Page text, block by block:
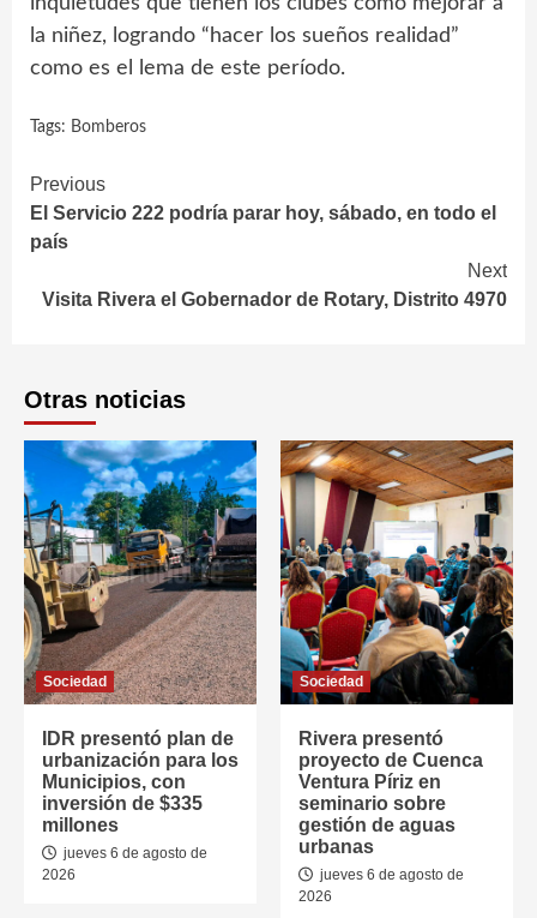
la niñez, logrando “hacer los sueños realidad”
como es el lema de este período.
Tags: Bomberos
Continue
Reading
Previous
El Servicio 222 podría parar hoy, sábado, en todo el
país
Next
Visita Rivera el Gobernador de Rotary, Distrito 4970
Otras noticias
Sociedad
IDR presentó plan de
urbanización para los
Municipios, con
inversión de $335
millones
jueves 6 de agosto de
2026
Sociedad
Rivera presentó
proyecto de Cuenca
Ventura Píriz en
seminario sobre
gestión de aguas
urbanas
jueves 6 de agosto de
2026